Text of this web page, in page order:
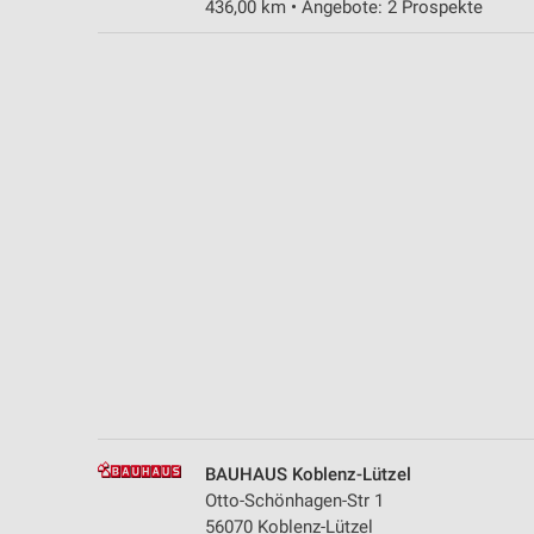
436,00 km • Angebote: 2 Prospekte
BAUHAUS Koblenz-Lützel
Otto-Schönhagen-Str 1
56070 Koblenz-Lützel
Messung der Performance von Inhalten
Funktional